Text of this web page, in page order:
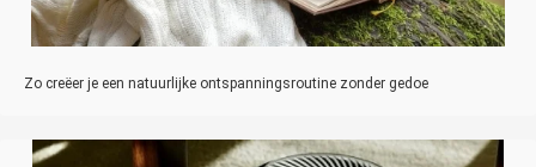
Zo creëer je een natuurlijke ontspanningsroutine zonder gedoe